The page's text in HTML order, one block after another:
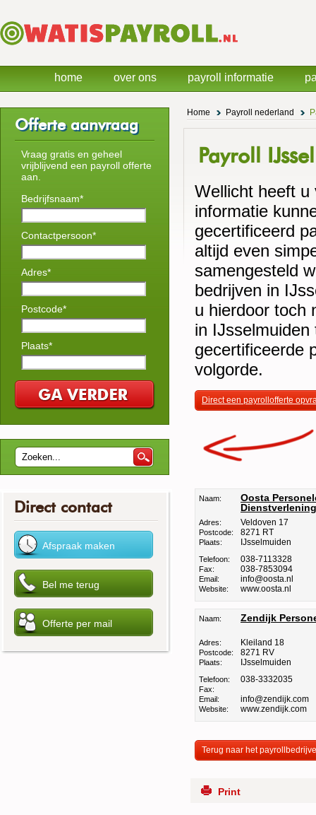
Home Payroll nederland
Payroll
Wellicht heeft u
informatie
gecertificeerd
altijd even
samengesteld
bedrijven in
u hierdoor toch
in
gecertificeerde
volgorde.
Direct een payrollofferte
Naam:
Oosta
Adres: Veldoven 17
Postcode: 8271 RT
Plaats: IJsselmuiden
Telefoon: 038-7113328
Fax: 038-7853094
Email: info@oosta.nl
Website: www.oosta.nl
Naam: Zendijk
Adres: Kleiland 18
Postcode: 8271 RV
Plaats: IJsselmuiden
Telefoon: 038-3332035
Fax:
Email:
info@zendijk.com
Website: www.zendijk.com
Terug naar het
Print
Offerte aanvraag
Vraag gratis en geheel
vrijblijvend een payroll offerte
aan.
Bedrijfsnaam*
Contactpersoon*
Adres*
Postcode*
Plaats*
Direct contact
home over ons payroll informatie